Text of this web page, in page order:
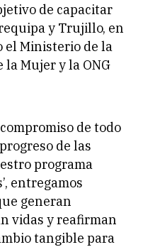
de capacitar
y Trujillo, en
el Ministerio de la
Mujer y la ONG
de todo
de las
programa
entregamos
generan
vidas y reafirman
tangible para